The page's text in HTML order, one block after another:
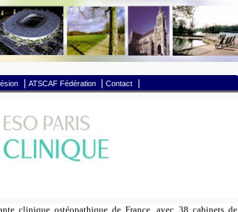
ATSCAF Fédération Contact
clinique ostéopathique de France, avec 38 cabinets de